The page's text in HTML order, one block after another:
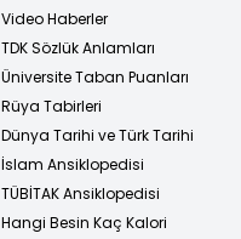
Video Haberler
TDK Sözlük Anlamları
Üniversite Taban Puanları
Rüya Tabirleri
Dünya Tarihi ve Türk Tarihi
İslam Ansiklopedisi
TÜBİTAK Ansiklopedisi
Hangi Besin Kaç Kalori